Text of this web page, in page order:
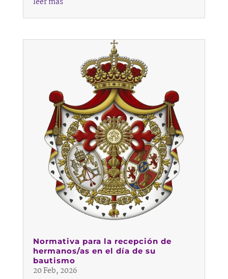
Normativa para la recepción de
hermanos/as en el día de su
bautismo
20 Feb, 2026